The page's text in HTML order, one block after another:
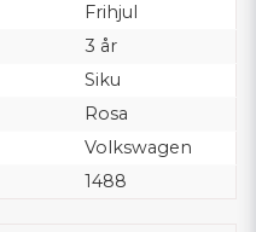
Frihjul
3 år
Siku
Rosa
Volkswagen
1488